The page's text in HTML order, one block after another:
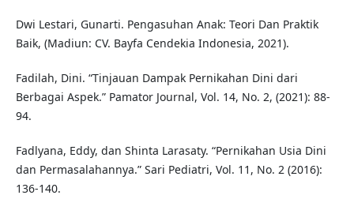
Dwi Lestari, Gunarti. Pengasuhan Anak: Teori Dan Praktik
Baik, (Madiun: CV. Bayfa Cendekia Indonesia, 2021).
Fadilah, Dini. “Tinjauan Dampak Pernikahan Dini dari
Berbagai Aspek.” Pamator Journal, Vol. 14, No. 2, (2021): 88-
94.
Fadlyana, Eddy, dan Shinta Larasaty. “Pernikahan Usia Dini
dan Permasalahannya.” Sari Pediatri, Vol. 11, No. 2 (2016):
136-140.